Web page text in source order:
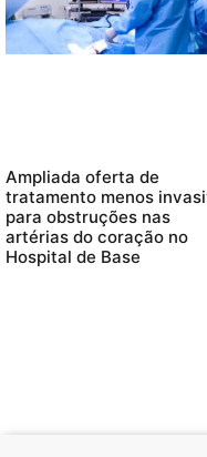
Ampliada oferta de
tratamento menos
para obstruções nas
artérias do coração no
Hospital de Base